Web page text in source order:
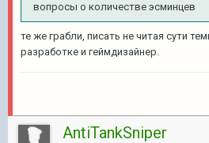
вопросы о количестве эсминцев
те же грабли, писать не читая сути
разработке и геймдизайнер.
AntiTankSniper